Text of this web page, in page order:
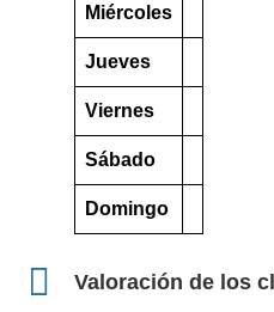
Miércoles
Jueves
Viernes
Sábado
Domingo
Valoración de los